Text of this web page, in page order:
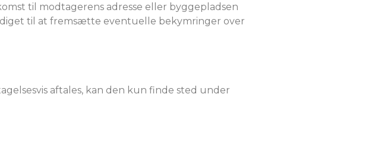
til modtagerens adresse eller byggepladsen
til at fremsætte eventuelle bekymringer over
aftales, kan den kun finde sted under